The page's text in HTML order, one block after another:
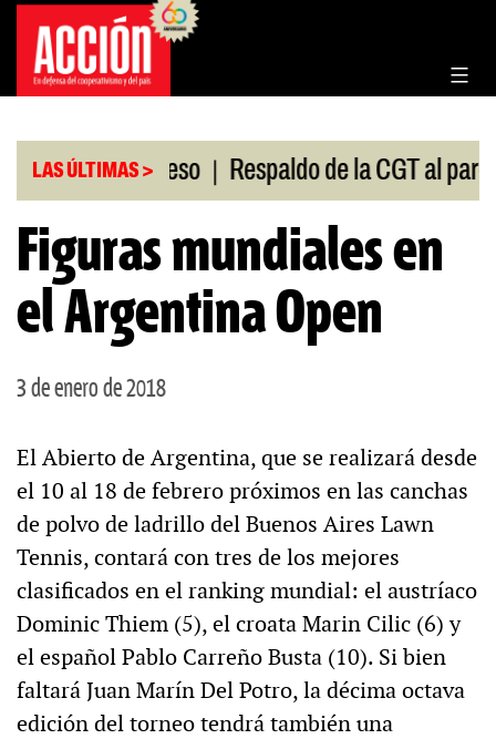
Saltar
contenido
LAS ÚLTIMAS >
en el Congreso | Respaldo de la CGT al paro
Figuras mundiales en
el Argentina Open
3 de enero de 2018
El Abierto de Argentina, que se realizará desde
el 10 al 18 de febrero próximos en las canchas
de polvo de ladrillo del Buenos Aires Lawn
Tennis, contará con tres de los mejores
clasificados en el ranking mundial: el austríaco
Dominic Thiem (5), el croata Marin Cilic (6) y
el español Pablo Carreño Busta (10). Si bien
faltará Juan Marín Del Potro, la décima octava
edición del torneo tendrá también una